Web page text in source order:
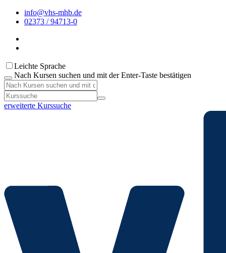
info@vhs-mhb.de
02373 / 94713-0
Leichte Sprache
Nach Kursen suchen und mit der Enter-Taste bestätigen
erweiterte Kurssuche